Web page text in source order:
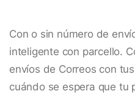
Con o sin número de
inteligente con parcello.
envíos de Correos con
cuándo se espera que tu